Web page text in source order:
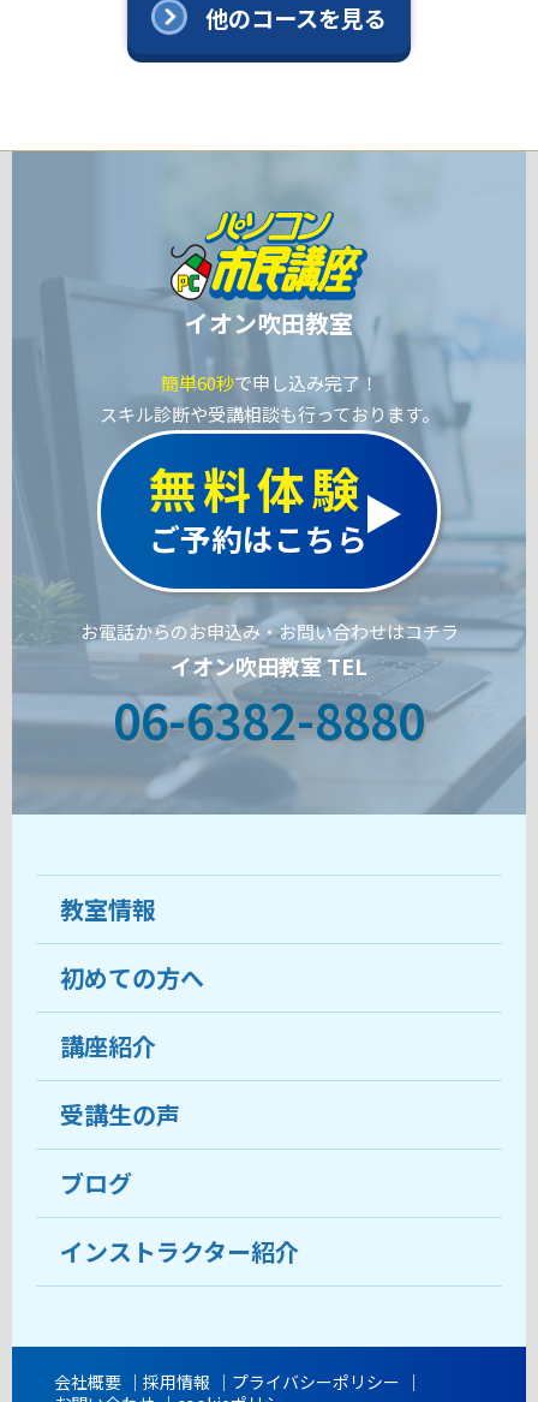
他のコースを見る
イオン吹田教室
簡単60秒で申し込み完了！
スキル診断や受講相談も行っております。
無料体験
ご予約はこちら
お電話からのお申込み・お問い合わせはコチラ
イオン吹田教室 TEL
06-6382-8880
教室情報
教室について
受講生の声
おすすめ・人気の講座
目的から講座を探す
教室ブログ
初めての方へ
ココがおすすめ
料金
受講までの流れ
よくあるご質問
講座紹介
受講生の声
ブログ
インストラクター紹介
会社概要 採用情報
プライバシーポリシー